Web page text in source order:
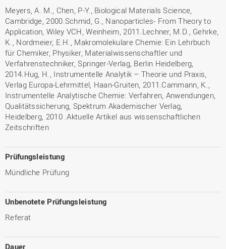
Meyers, A. M., Chen, P-Y., Biological Materials Science,
Cambridge, 2000.Schmid, G., Nanoparticles- From Theory to
Application, Wiley VCH, Weinheim, 2011.Lechner, M.D., Gehrke,
K., Nordmeier, E.H., Makromolekulare Chemie: Ein Lehrbuch
für Chemiker, Physiker, Materialwissenschaftler und
Verfahrenstechniker, Springer-Verlag, Berlin Heidelberg,
2014.Hug, H., Instrumentelle Analytik – Theorie und Praxis,
Verlag Europa-Lehrmittel, Haan-Gruiten, 2011.Cammann, K.,
Instrumentelle Analytische Chemie: Verfahren, Anwendungen,
Qualitätssicherung, Spektrum Akademischer Verlag,
Heidelberg, 2010 .Aktuelle Artikel aus wissenschaftlichen
Zeitschriften
Prüfungsleistung
Mündliche Prüfung
Unbenotete Prüfungsleistung
Referat
Dauer